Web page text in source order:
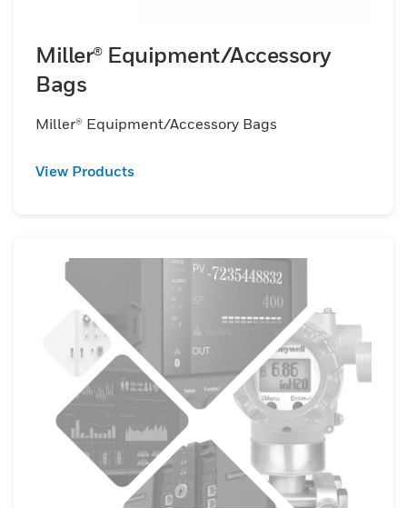
Miller® Equipment/Accessory
Bags
Miller® Equipment/Accessory Bags
View Products